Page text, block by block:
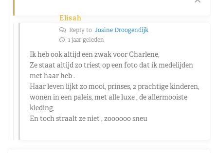
Elisah
Reply to Josine Droogendijk
1 jaar geleden
Ik heb ook altijd een zwak voor Charlene,
Ze staat altijd zo triest op een foto dat ik medelijden
met haar heb .
Haar leven lijkt zo mooi, prinses, 2 prachtige kinderen,
wonen in een paleis, met alle luxe , de allermooiste
kleding,
En toch straalt ze niet , zoooooo sneu